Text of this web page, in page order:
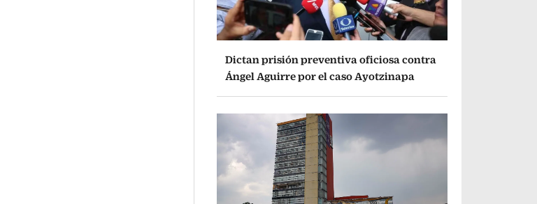
Dictan prisión preventiva oficiosa contra
Ángel Aguirre por el caso Ayotzinapa